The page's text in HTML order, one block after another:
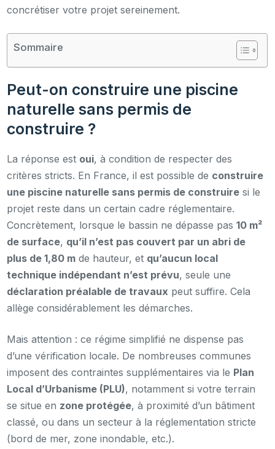
concrétiser votre projet sereinement.
Sommaire
Peut-on construire une piscine
naturelle sans permis de
construire ?
La réponse est oui, à condition de respecter des
critères stricts. En France, il est possible de construire
une piscine naturelle sans permis de construire si le
projet reste dans un certain cadre réglementaire.
Concrètement, lorsque le bassin ne dépasse pas10 m²
de surface, qu’il n’est pas couvert par un abri de
plus de 1,80 m de hauteur, et qu’aucun local
technique indépendant n’est prévu, seule une
déclaration préalable de travaux peut suffire. Cela
allège considérablement les démarches.
Mais attention : ce régime simplifié ne dispense pas
d’une vérification locale. De nombreuses communes
imposent des contraintes supplémentaires via le Plan
Local d’Urbanisme (PLU), notamment si votre terrain
se situe en zone protégée, à proximité d’un bâtiment
classé, ou dans un secteur à la réglementation stricte
(bord de mer, zone inondable, etc.).